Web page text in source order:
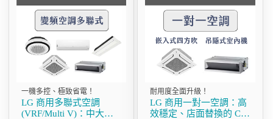
一機多控、極致省電！
LG 商用多聯式空調
(VRF/Multi V)：中大型
耐用度全面升級！
LG 商用一對一空調：高
效穩定、店面替換的 CP